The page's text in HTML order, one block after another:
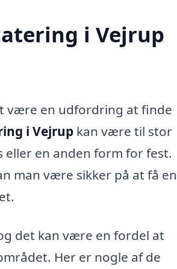
i Vejrup
være en udfordring at finde
i Vejrup kan være til stor
en anden form for fest.
man være sikker på at få en
det kan være en fordel at
Her er nogle af de